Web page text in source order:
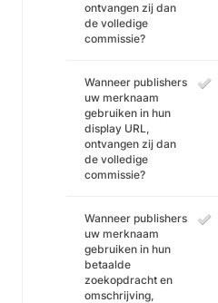
ontvangen zij dan
de volledige
commissie?
Wanneer publishers
uw merknaam
gebruiken in hun
display URL,
ontvangen zij dan
de volledige
commissie?
Wanneer publishers
uw merknaam
gebruiken in hun
betaalde
zoekopdracht en
omschrijving,